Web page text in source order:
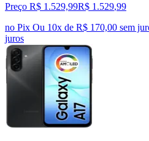
Preço R$ 1.529,99R$ 1.529,99
no Pix Ou 10x de R$ 170,00 sem
juros